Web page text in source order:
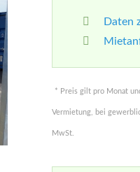
Daten
* Preis gilt pro Monat
Vermietung, bei
MwSt.